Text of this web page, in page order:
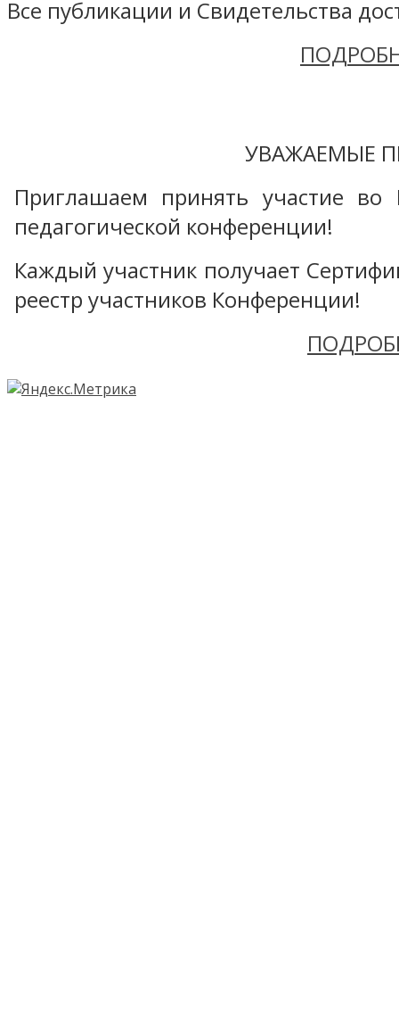
Все публикации и Свидетельства
УВАЖАЕМЫЕ
Приглашаем принять участие во
педагогической конференции!
Каждый участник получает
реестр участников Конференции!